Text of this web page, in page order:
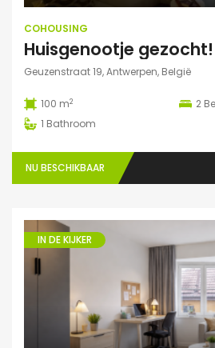
COHOUSING
Geuzenstraat 19, Antwerpen, België
100 m2 2
1 Bathroom
NU BESCHIKBAAR
IN DE KIJKER